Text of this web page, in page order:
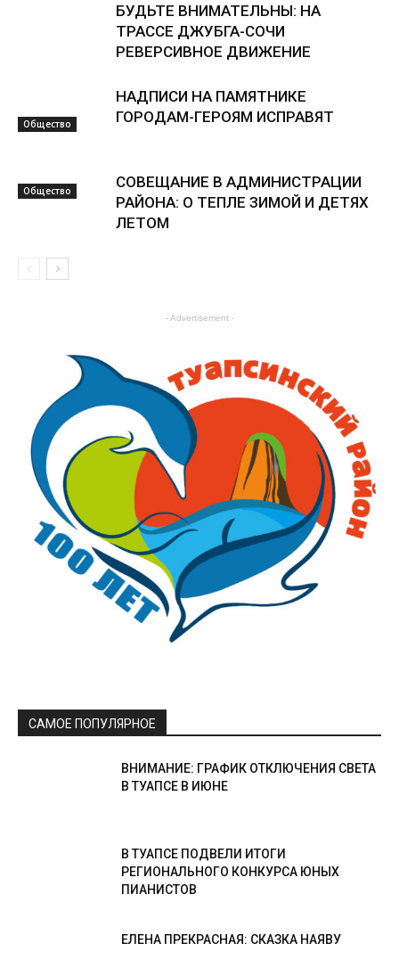
Общество
БУДЬТЕ ВНИМАТЕЛЬНЫ: НА
ТРАССЕ ДЖУБГА-СОЧИ
РЕВЕРСИВНОЕ ДВИЖЕНИЕ
Общество
НАДПИСИ НА ПАМЯТНИКЕ
ГОРОДАМ-ГЕРОЯМ ИСПРАВЯТ
СОВЕЩАНИЕ В АДМИНИСТРАЦИИ
РАЙОНА: О ТЕПЛЕ ЗИМОЙ И ДЕТЯХ
ЛЕТОМ
- Advertisement -
САМОЕ ПОПУЛЯРНОЕ
ВНИМАНИЕ: ГРАФИК ОТКЛЮЧЕНИЯ СВЕТА
В ТУАПСЕ В ИЮНЕ
В ТУАПСЕ ПОДВЕЛИ ИТОГИ
РЕГИОНАЛЬНОГО КОНКУРСА ЮНЫХ
ПИАНИСТОВ
ЕЛЕНА ПРЕКРАСНАЯ: СКАЗКА НАЯВУ